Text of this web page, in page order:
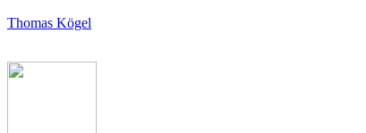
Thomas Kögel